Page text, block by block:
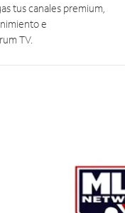
tus canales premium,
e
TV.